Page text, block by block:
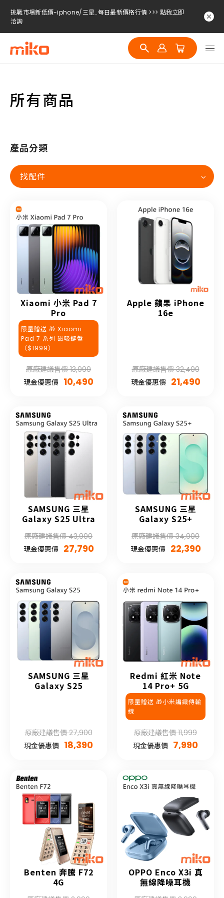
挑戰市場新低價-iphone/三星..每日最新價格行情 >>> 點我立即
洽詢
挑戰市場新低價-iphone/三星..每日最新價格行情 >>> 點我立即
洽詢
挑戰市場新低價-iphone/三星..每日最新價格行情 >>> 點我立即
所有商品
產品分類
找配件
Xiaomi 小米 Pad 7
Pro
限量贈送 🎁 Xiaomi
Pad 7 系列 磁吸鍵盤
（$1999）
原廠建議售價 13,999
現金優惠價 10,490
Apple 蘋果 iPhone
16e
原廠建議售價 32,400
現金優惠價 21,490
SAMSUNG 三星
Galaxy S25 Ultra
原廠建議售價 43,900
現金優惠價 27,790
SAMSUNG 三星
Galaxy S25+
原廠建議售價 34,900
現金優惠價 22,390
SAMSUNG 三星
Galaxy S25
原廠建議售價 27,900
現金優惠價 18,390
Redmi 紅米 Note
14 Pro+ 5G
限量贈送 🎁小米編織傳輸
線
原廠建議售價 11,999
現金優惠價 7,990
Benten 奔騰 F72
4G
OPPO Enco X3i 真
無線降噪耳機